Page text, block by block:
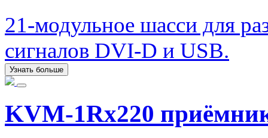
21-модульное шасси для
сигналов DVI-D и USB.
Узнать больше
KVM-1Rx220